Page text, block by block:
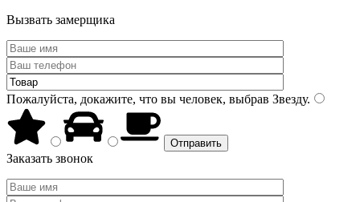
Вызвать замерщика
Пожалуйста, докажите, что вы человек, выбрав Звезду.
Заказать звонок